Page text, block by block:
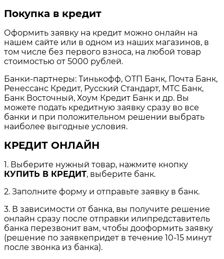
Покупка в кредит
Оформить заявку на кредит можно онлайн на
нашем сайте или в одном из наших магазинов, в
том числе без первого взноса, на любой товар
стоимостью от 5000 рублей.
Банки-партнеры: Тинькофф, ОТП Банк, Почта Банк,
Ренессанс Кредит, Русский Стандарт, МТС Банк,
Банк Восточный, Хоум Кредит Банк и др. Вы
можете подать кредитную заявку сразу во все
банки и при положительном решении выбрать
наиболее выгодные условия.
КРЕДИТ ОНЛАЙН
1. Выберите нужный товар, нажмите кнопку
КУПИТЬ В КРЕДИТ, выберите банк.
2. Заполните форму и отправьте заявку в банк.
3. В зависимости от банка, вы получите решение
онлайн сразу после отправки илипредставитель
банка перезвонит вам, чтобы дооформить заявку
(решение по заявкепридет в течение 10-15 минут
после звонка из банка).